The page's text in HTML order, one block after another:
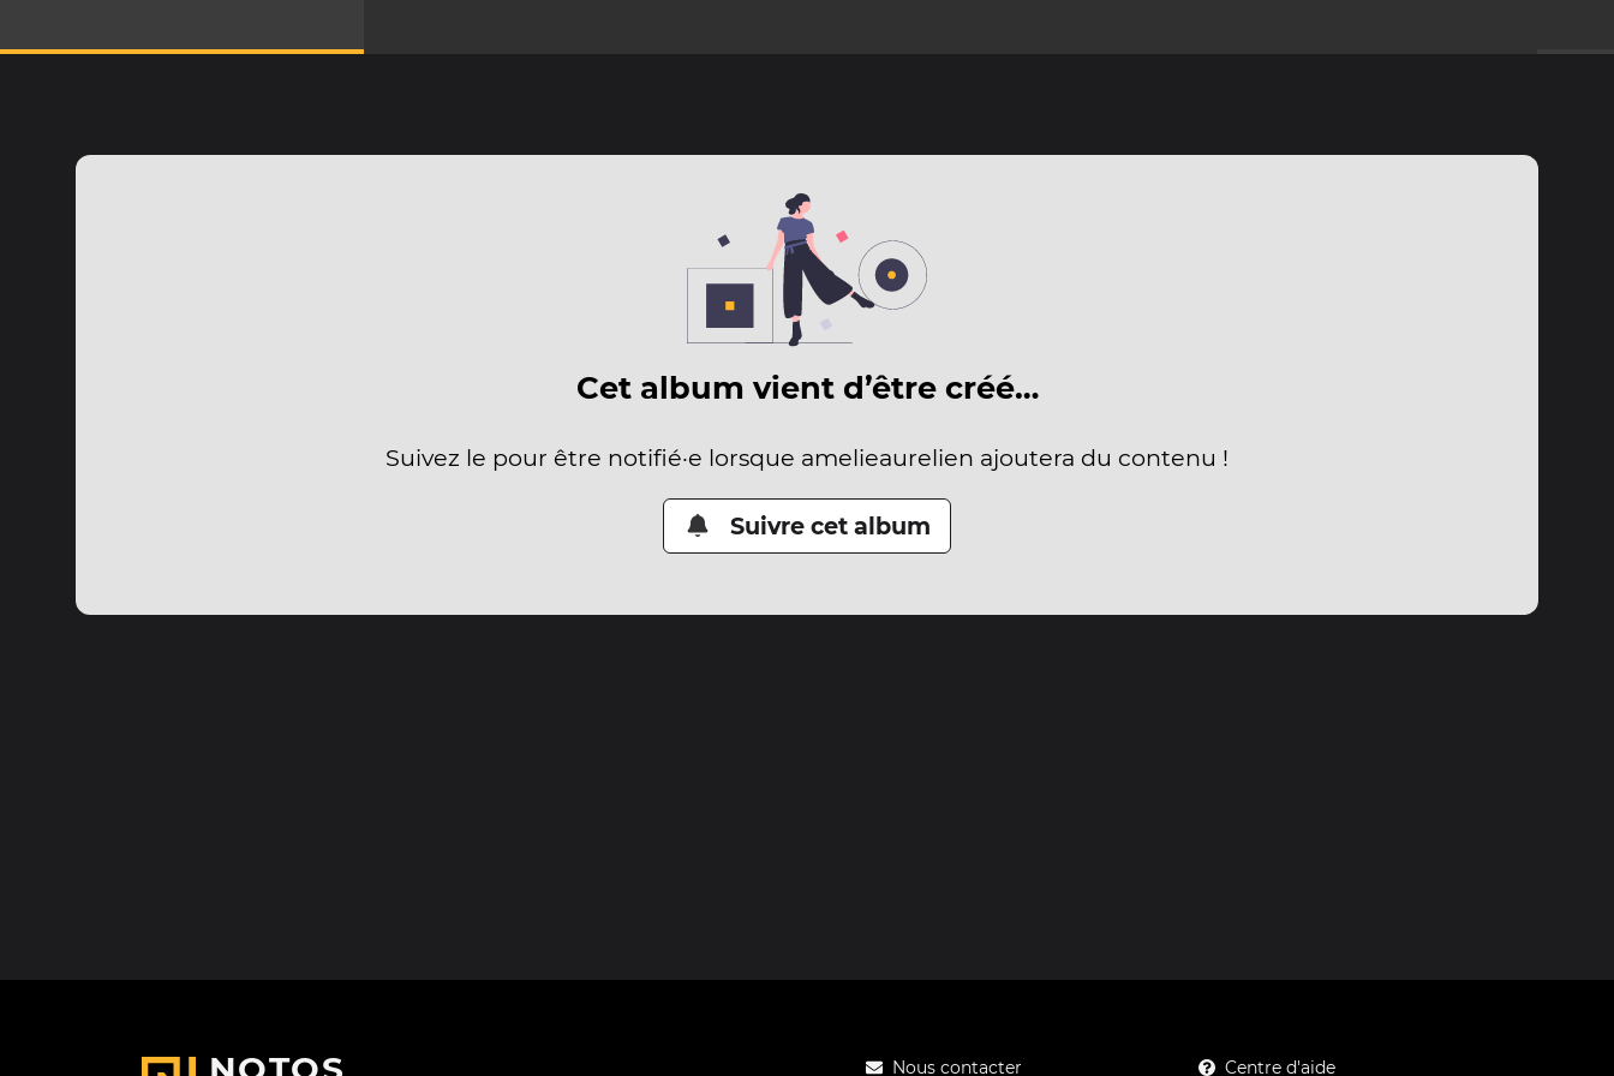
Cet album vient d’être créé…
Suivez le pour être notifié·e lorsque amelieaurelien ajoutera du contenu !
Suivre cet album
Nous contacter Centre d'aide